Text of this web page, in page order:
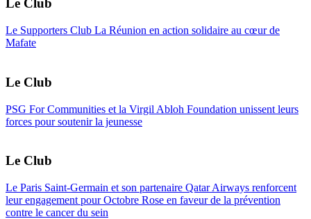
Le Club
Le Supporters Club La Réunion en action solidaire au cœur de
Mafate
Le Club
PSG For Communities et la Virgil Abloh Foundation unissent leurs
forces pour soutenir la jeunesse
Le Club
Le Paris Saint-Germain et son partenaire Qatar Airways renforcent
leur engagement pour Octobre Rose en faveur de la prévention
contre le cancer du sein